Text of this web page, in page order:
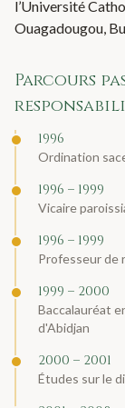
l’Université
Ouagadougou,
Parcours
1996
Ordination
1996 – 1999
Vicaire
1996 – 1999
Professeur de
1999 – 2000
Baccalauréat
d'Abidjan
2000 – 2001
Études sur le